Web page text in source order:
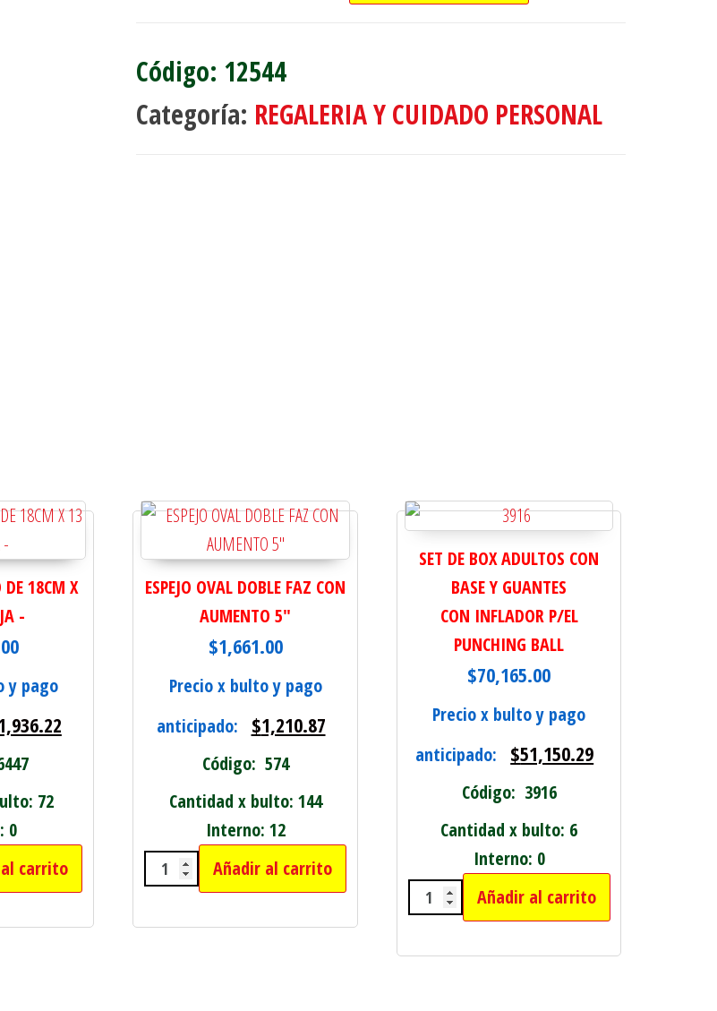
12544
Categoría: REGALERIA Y CUIDADO PERSONAL
AGUA cantidad
DE 18CM X
-
y pago
72
0
DE 18CM X 13 EN CAJA - cantidad
carrito
ESPEJO OVAL DOBLE FAZ CON
AUMENTO 5"
$1,661.00
Precio x bulto y pago
anticipado:
$1,210.87
Código: 574
Cantidad x bulto: 144
Interno: 12
ESPEJO OVAL DOBLE FAZ CON AUMENTO 5" cantidad
Añadir al carrito
SET DE BOX ADULTOS CON
BASE Y GUANTES
CON INFLADOR P/EL
PUNCHING BALL
$70,165.00
Precio x bulto y pago
anticipado:
$51,150.29
Código: 3916
Cantidad x bulto: 6
Interno: 0
SET DE BOX ADULTOS CON BASE
Añadir al carrito